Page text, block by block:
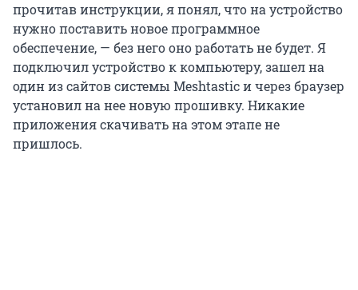
прочитав инструкции, я понял, что на устройство
нужно поставить новое программное
обеспечение, — без него оно работать не будет. Я
подключил устройство к компьютеру, зашел на
один из сайтов системы Meshtastic и через браузер
установил на нее новую прошивку. Никакие
приложения скачивать на этом этапе не
пришлось.